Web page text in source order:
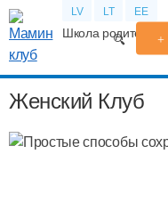
LV LT EE
Школа родителей
Женский Клуб